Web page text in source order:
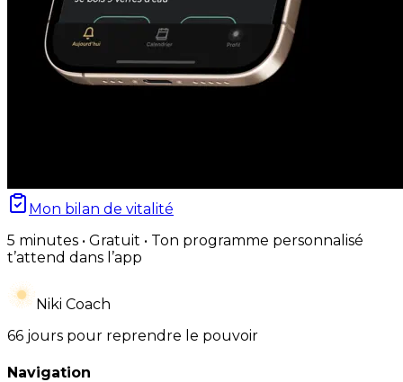
Mon bilan de vitalité
5 minutes • Gratuit • Ton programme personnalisé
t’attend dans l’app
Niki Coach
66 jours pour reprendre le pouvoir
Navigation